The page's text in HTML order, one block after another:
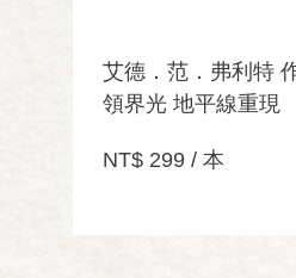
艾德．范．弗利特
領界光 地平線重現
NT$ 299 / 本